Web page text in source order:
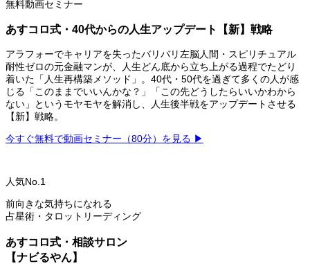
無料動画セミナー
あすコロ式・40代からの人生アップデート【新】戦略
アラフォーでキャリアを失ったバリバリ左脳人間・スピリチュアル
耐性ゼロの元金融マンが、人生どん底から立ち上がる過程でたどり
着いた「人生再構築メソッド」。40代・50代を過ぎて多くの人が感
じる「このままでいいんかな？」「この先どうしたらいいかわから
ない」というモヤモヤを解消し、人生後半戦をアップデートさせる
【新】戦略。
今すぐ無料で動画セミナー（80分）を見る ▶
人気No.1
前向きな気持ちになれる
占星術・タロットリーディング
あすコロ式・相談サロン
【ナビるやん】